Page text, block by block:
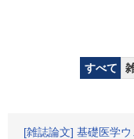
すべて
[雑誌論文] 基礎医学